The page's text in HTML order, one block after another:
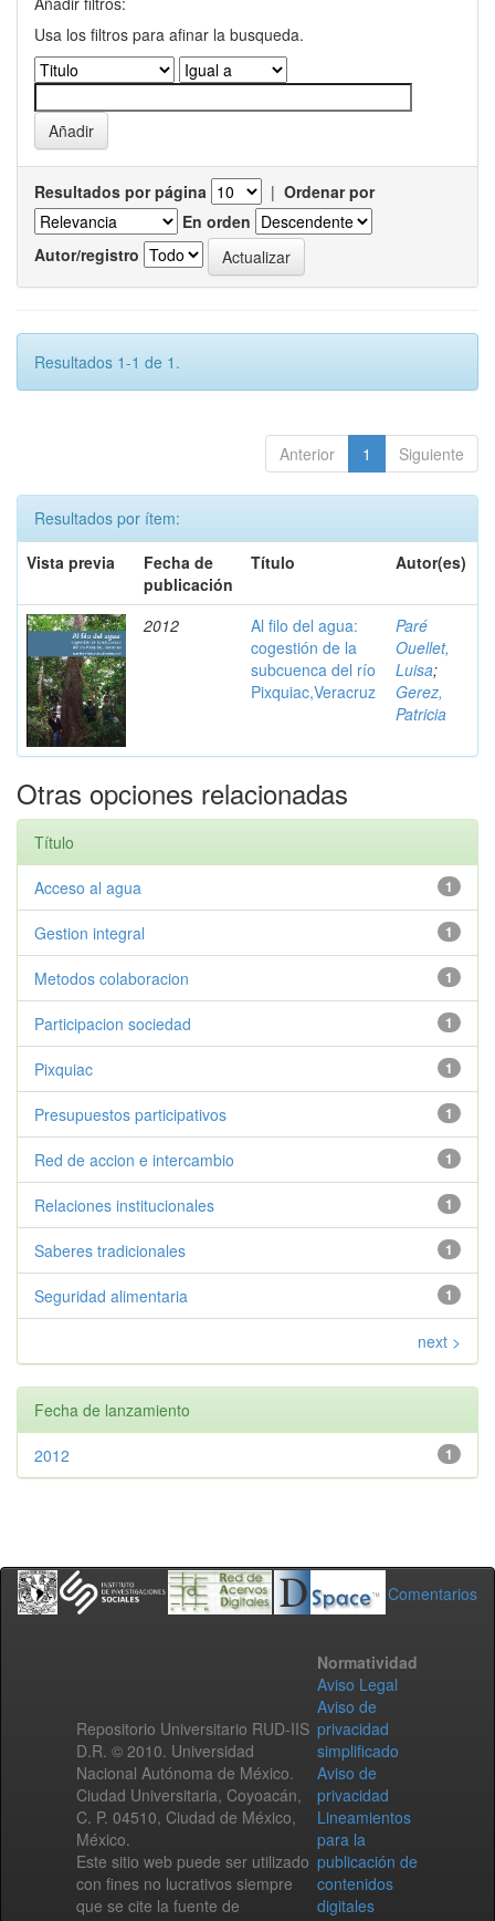
Usa los filtros para afinar la busqueda.
Resultados por página | Ordenar por
En orden
Autor/registro
Resultados 1-1 de 1.
Anterior 1 Siguiente
Resultados por ítem:
Vista previa
Fecha de
publicación
Título Autor(es)
2012
Al filo del agua:
cogestión de la
subcuenca del río
Pixquiac,Veracruz
Paré
Ouellet,
Luisa;
Gerez,
Patricia
Otras opciones relacionadas
Título
1
Acceso al agua
1
Gestion integral
1
Metodos colaboracion
1
Participacion sociedad
1
Pixquiac
1
Presupuestos participativos
1
Red de accion e intercambio
1
Relaciones institucionales
1
Saberes tradicionales
1
Seguridad alimentaria
next >
Fecha de lanzamiento
1
2012
Comentarios
Repositorio Universitario RUD-IIS
D.R. © 2010. Universidad
Nacional Autónoma de México.
Ciudad Universitaria, Coyoacán,
C. P. 04510, Ciudad de México,
México.
Este sitio web puede ser utilizado
con fines no lucrativos siempre
que se cite la fuente de
Normatividad
Aviso Legal
Aviso de
privacidad
simplificado
Aviso de
privacidad
Lineamientos
para la
publicación de
contenidos
digitales